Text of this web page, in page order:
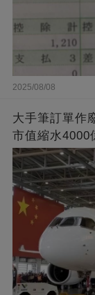
2025/08/08
大手筆訂單作
市值縮水4000